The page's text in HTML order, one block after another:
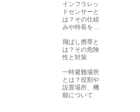
説
インフラレッ
ドセンサーと
は？その仕組
みや特長を知
飛ばし携帯と
は？その危険
性と対策
一時避難場所
とは？役割や
設置場所、機
能について